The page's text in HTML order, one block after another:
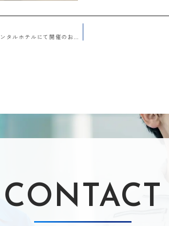
「学びフォーラム」2025年5月12日 神戸メリケンパークオリエンタルホテルにて開催のお知らせ
CONTACT